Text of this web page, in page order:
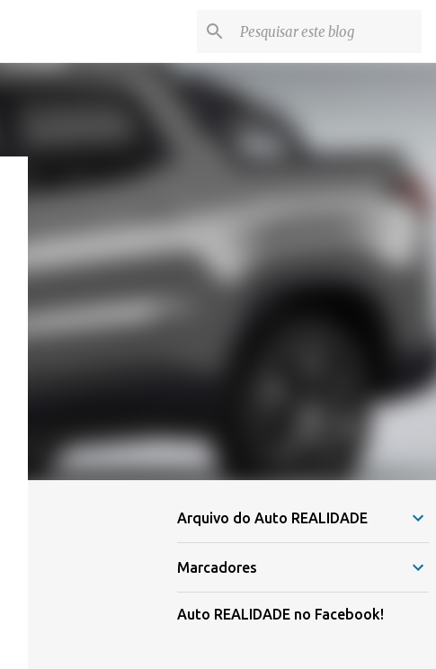
Arquivo do Auto REALIDADE
Marcadores
Auto REALIDADE no Facebook!